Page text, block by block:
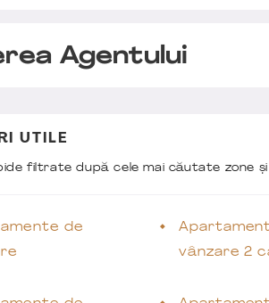
Agentului
UTILE
filtrate după cele mai căutate zone
de
vânzare 2